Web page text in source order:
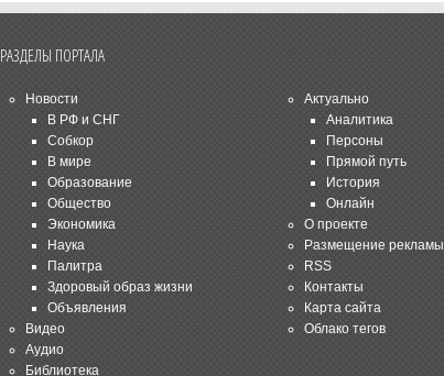
РАЗДЕЛЫ ПОРТАЛА
Новости
В РФ и СНГ
Собкор
В мире
Образование
Общество
Экономика
Наука
Палитра
Здоровый образ жизни
Объявления
Видео
Аудио
Библиотека
Актуально
Аналитика
Персоны
Прямой путь
История
Онлайн
О проекте
Размещение рекламы
RSS
Контакты
Карта сайта
Облако тегов